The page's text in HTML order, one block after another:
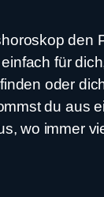
den
für
oder
du aus
wo immer